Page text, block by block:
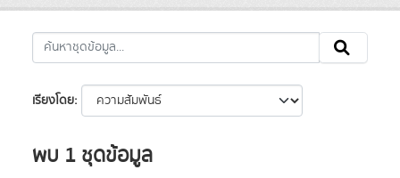
เรียงโดย
พบ 1 ชุดข้อมูล